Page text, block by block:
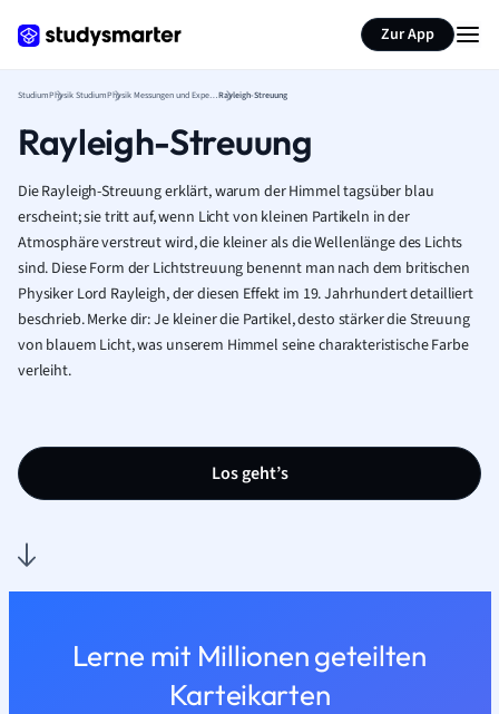
Zur App
StudiumPhysik Studium Physik Messungen und ExperimenteRayleigh-Streuung
Rayleigh-Streuung
Die Rayleigh-Streuung erklärt, warum der Himmel tagsüber blau
erscheint; sie tritt auf, wenn Licht von kleinen Partikeln in der
Atmosphäre verstreut wird, die kleiner als die Wellenlänge des Lichts
sind. Diese Form der Lichtstreuung benennt man nach dem britischen
Physiker Lord Rayleigh, der diesen Effekt im 19. Jahrhundert detailliert
beschrieb. Merke dir: Je kleiner die Partikel, desto stärker die Streuung
von blauem Licht, was unserem Himmel seine charakteristische Farbe
verleiht.
Los geht’s
Lerne mit Millionen geteilten
Karteikarten